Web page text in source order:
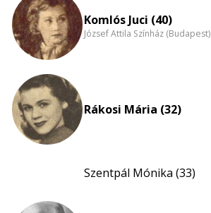
Komlós Juci (40)
József Attila Színház (Budapest)
Rákosi Mária (32)
Szentpál Mónika (33)